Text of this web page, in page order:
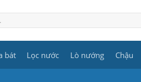
bát Lọc nước Lò nướng Chậu